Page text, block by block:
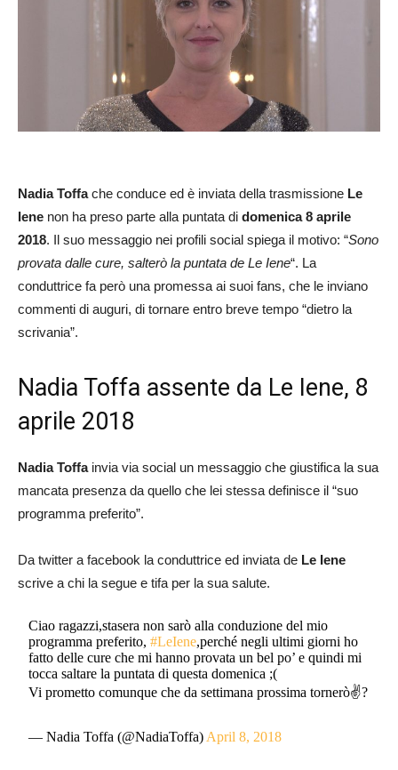
Nadia Toffache conduce ed è inviata della trasmissione Le
Iene non ha preso parte alla puntata di domenica 8 aprile
2018. Il suo messaggio nei profili social spiega il motivo: “Sono
provata dalle cure, salterò la puntata de Le Iene“. La
conduttrice fa però una promessa ai suoi fans, che le inviano
commenti di auguri, di tornare entro breve tempo “dietro la
scrivania”.
Nadia Toffa assente da Le Iene, 8
aprile 2018
Nadia Toffainvia via social un messaggio che giustifica la sua
mancata presenza da quello che lei stessa definisce il “suo
programma preferito”.
Da twitter a facebook la conduttrice ed inviata de Le Iene
scrive a chi la segue e tifa per la sua salute.
Ciao ragazzi,stasera non sarò alla conduzione del mio
programma preferito,#LeIene,perché negli ultimi giorni ho
fatto delle cure che mi hanno provata un bel po’ e quindi mi
tocca saltare la puntata di questa domenica ;(
Vi prometto comunque che da settimana prossima tornerò✌?
— Nadia Toffa (@NadiaToffa) April 8, 2018